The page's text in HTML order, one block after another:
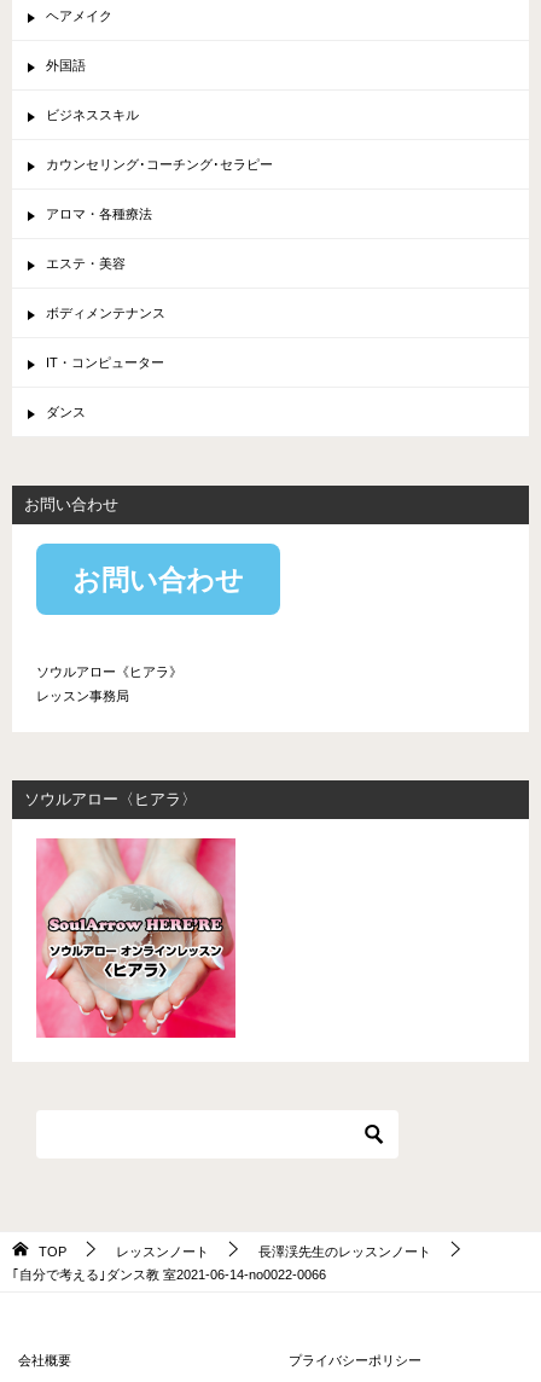
ヘアメイク
外国語
ビジネススキル
カウンセリング･コーチング･セラピー
アロマ・各種療法
エステ・美容
ボディメンテナンス
IT・コンピューター
ダンス
お問い合わせ
お問い合わせ
ソウルアロー《ヒアラ》
レッスン事務局
ソウルアロー〈ヒアラ〉
TOP レッスンノート
長澤渓先生のレッスンノート
｢自分で考える｣ダンス教 室2021-06-14-no0022-0066
会社概要 プライバシーポリシー